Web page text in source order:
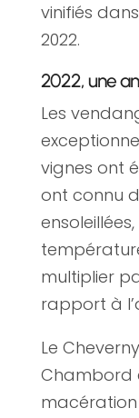
vinifiés
2022.
2022, une
Les
vignes ont
ont connu
multiplier
rapport à
Le
Chambord
macération